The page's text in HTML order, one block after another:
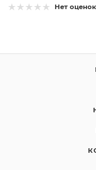
Нет оценок